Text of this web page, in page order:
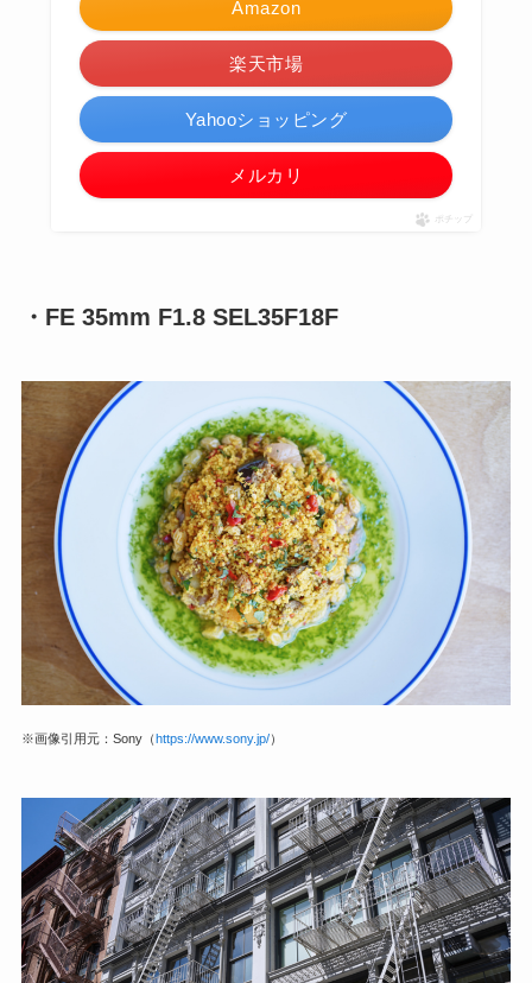
Amazon
楽天市場
Yahooショッピング
メルカリ
ポチップ
・FE 35mm F1.8 SEL35F18F
※画像引用元：Sony（https://www.sony.jp/）